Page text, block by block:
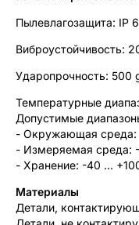
Пылевлагозащита: IP
Виброустойчивость:
Ударопрочность: 500
Температурные
Допустимые
- Окружающая среда:
- Измеряемая среда: -
- Хранение: -40 ...
Материалы
Детали,